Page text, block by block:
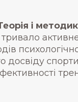
і
тривало
досвіду